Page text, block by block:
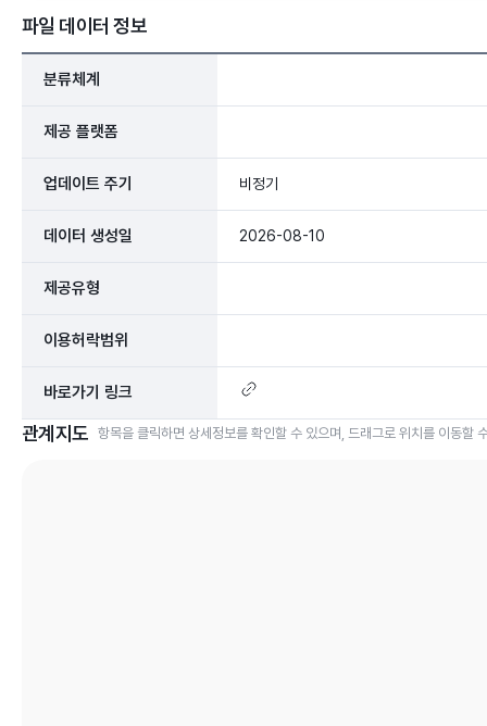
파일 데이터 정보
분류체계
제공 플랫폼
업데이트 주기 비정기
데이터 생성일 2026-08-10
제공유형
이용허락범위
바로가기 링크
관계지도 항목을 클릭하면 상세정보를 확인할 수 있으며, 드래그로 위치를 이동할